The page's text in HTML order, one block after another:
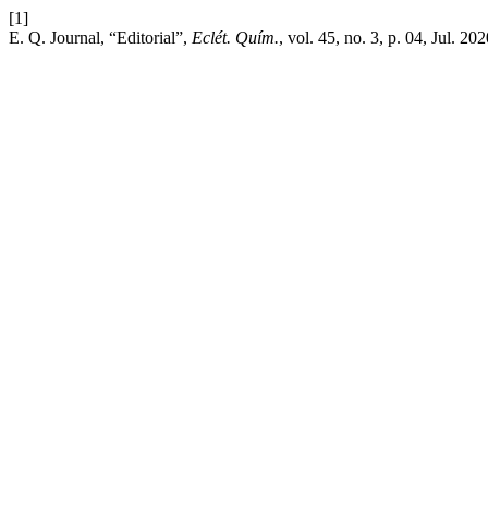
[1]
E. Q. Journal, “Editorial”, Eclét. Quím., vol. 45, no. 3, p. 04, Jul.